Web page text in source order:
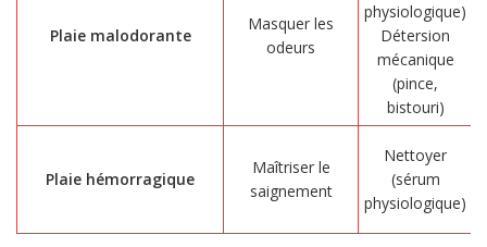
Plaie malodorante
Masquer les
odeurs
physiologique)
Détersion
mécanique
(pince,
bistouri)
Plaie hémorragique
Maîtriser le
saignement
Nettoyer
(sérum
physiologique)